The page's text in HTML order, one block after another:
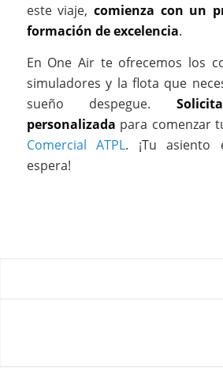
este viaje, comienza con un
formación de excelencia.
En One Air te ofrecemos los
simuladores y la flota que
sueño despegue.
personalizada para comenzar
Comercial ATPL. ¡Tu
espera!